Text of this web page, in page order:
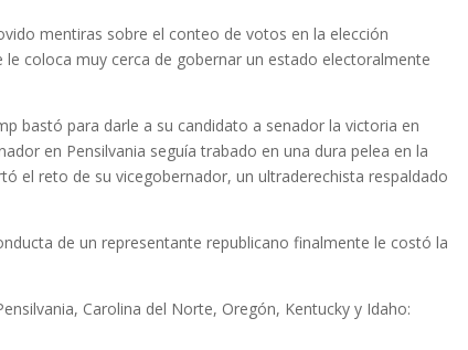
mentiras sobre el conteo de votos en la elección
coloca muy cerca de gobernar un estado electoralmente
bastó para darle a su candidato a senador la victoria en
en Pensilvania seguía trabado en una dura pelea en la
el reto de su vicegobernador, un ultraderechista respaldado
de un representante republicano finalmente le costó la
Carolina del Norte, Oregón, Kentucky y Idaho: